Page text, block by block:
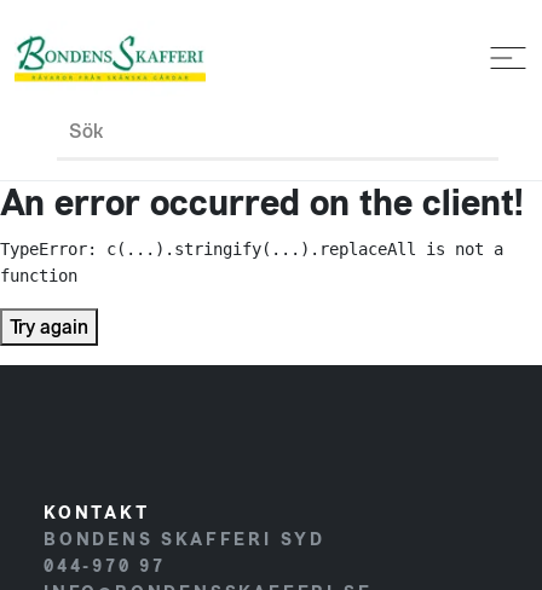
Sök
An error occurred on the client!
TypeError: c(...).stringify(...).replaceAll is not a
function
Try again
KONTAKT
BONDENS SKAFFERI SYD
044-970 97